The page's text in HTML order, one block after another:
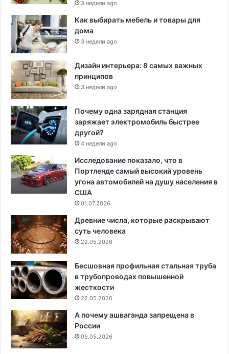
3 недели ago
Как выбирать мебель и товары для
дома
3 недели ago
Дизайн интерьера: 8 самых важных
принципов
3 недели ago
Почему одна зарядная станция
заряжает электромобиль быстрее
другой?
4 недели ago
Исследование показало, что в
Портленде самый высокий уровень
угона автомобилей на душу населения в
США
01.07.2026
Древние числа, которые раскрывают
суть человека
22.05.2026
Бесшовная профильная стальная труба
в трубопроводах повышенной
жесткости
22.05.2026
А почему ашваганда запрещена в
России
05.05.2026